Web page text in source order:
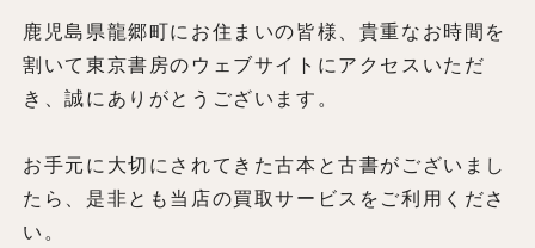
鹿児島県龍郷町にお住まいの皆様、貴重なお時間を
割いて東京書房のウェブサイトにアクセスいただ
き、誠にありがとうございます。
お手元に大切にされてきた古本と古書がございまし
たら、是非とも当店の買取サービスをご利用くださ
い。